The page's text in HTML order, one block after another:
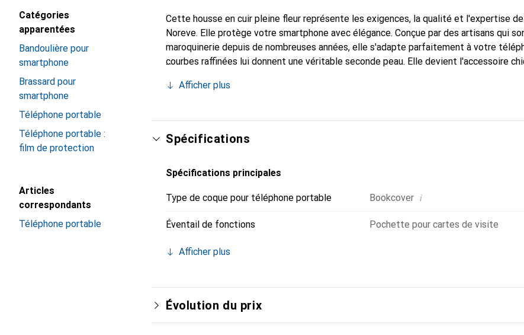
Catégories
apparentées
Bandoulière pour
smartphone
Brassard pour
smartphone
Téléphone portable
Téléphone portable :
film de protection
Articles
correspondants
Téléphone portable
Cette housse en cuir pleine fleur représente les exigences, la qualité et l'expertise
Noreve. Elle protège votre smartphone avec élégance. Conçue par des artisans qui
maroquinerie depuis de nombreuses années, elle s'adapte parfaitement à votre
courbes raffinées lui donnent une véritable seconde peau. Elle devient l'accessoire
un choix sûr pour une clientèle exigeante.
Afficher plus
Spécifications
Spécifications principales
Type de coque pour téléphone portable Bookcover i
Éventail de fonctions Pochette pour cartes de visite
Afficher plus
Évolution du prix